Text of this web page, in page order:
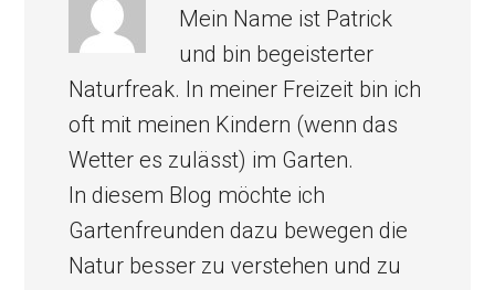
Mein Name ist Patrick
und bin begeisterter
Naturfreak. In meiner Freizeit bin ich
oft mit meinen Kindern (wenn das
Wetter es zulässt) im Garten.
In diesem Blog möchte ich
Gartenfreunden dazu bewegen die
Natur besser zu verstehen und zu